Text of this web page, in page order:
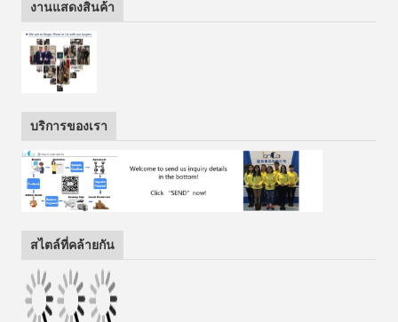
งานแสดงสินค้า
บริการของเรา
สไตล์ที่คล้ายกัน